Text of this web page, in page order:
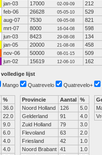
jan-03 17000 02-09-09 212
feb-06 26628 05-05-10 529
aug-07 7530 09-05-08 821
mrt-07 8000 16-04-08 598
jun-03 8423 29-08-08 134
jan-05 20000 21-08-08 458
nov-06 50000 08-01-15 509
jun-02 15619 12-06-10 162
volledige lijst
Mango Quatrevelo Quatrevelo+
%
36.0
22.0
9.0
6.0
4.0
4.0
Provincie Aantal %
Noord Holland
126
5.0
Gelderland
91
4.0
Zuid Holland
79
3.0
Flevoland
63
2.0
Friesland
42
1.0
Noord Brabant 41
1.0